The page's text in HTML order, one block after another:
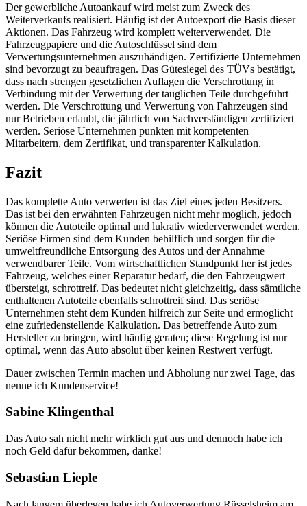
Der gewerbliche Autoankauf wird meist zum Zweck des
Weiterverkaufs realisiert. Häufig ist der Autoexport die Basis dieser
Aktionen. Das Fahrzeug wird komplett weiterverwendet. Die
Fahrzeugpapiere und die Autoschlüssel sind dem
Verwertungsunternehmen auszuhändigen. Zertifizierte Unternehmen
sind bevorzugt zu beauftragen. Das Gütesiegel des TÜVs bestätigt,
dass nach strengen gesetzlichen Auflagen die Verschrottung in
Verbindung mit der Verwertung der tauglichen Teile durchgeführt
werden. Die Verschrottung und Verwertung von Fahrzeugen sind
nur Betrieben erlaubt, die jährlich von Sachverständigen zertifiziert
werden. Seriöse Unternehmen punkten mit kompetenten
Mitarbeitern, dem Zertifikat, und transparenter Kalkulation.
Fazit
Das komplette Auto verwerten ist das Ziel eines jeden Besitzers.
Das ist bei den erwähnten Fahrzeugen nicht mehr möglich, jedoch
können die Autoteile optimal und lukrativ wiederverwendet werden.
Seriöse Firmen sind dem Kunden behilflich und sorgen für die
umweltfreundliche Entsorgung des Autos und der Annahme
verwendbarer Teile. Vom wirtschaftlichen Standpunkt her ist jedes
Fahrzeug, welches einer Reparatur bedarf, die den Fahrzeugwert
übersteigt, schrottreif. Das bedeutet nicht gleichzeitig, dass sämtliche
enthaltenen Autoteile ebenfalls schrottreif sind. Das seriöse
Unternehmen steht dem Kunden hilfreich zur Seite und ermöglicht
eine zufriedenstellende Kalkulation. Das betreffende Auto zum
Hersteller zu bringen, wird häufig geraten; diese Regelung ist nur
optimal, wenn das Auto absolut über keinen Restwert verfügt.
Dauer zwischen Termin machen und Abholung nur zwei Tage, das
nenne ich Kundenservice!
Sabine Klingenthal
Das Auto sah nicht mehr wirklich gut aus und dennoch habe ich
noch Geld dafür bekommen, danke!
Sebastian Lieple